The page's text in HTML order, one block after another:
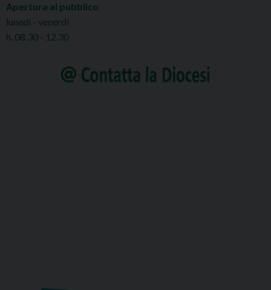
Apertura al pubblico
lunedì - venerdì
h. 08.30 - 12.30